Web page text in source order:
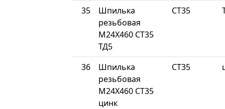
35
Шпилька
резьбовая
М24Х460 СТ35
ТД5
СТ35
36
Шпилька
резьбовая
М24Х460 СТ35
цинк
СТ35